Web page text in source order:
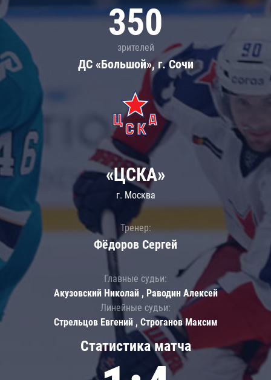
350
зрителей
ДС «Большой», г. Сочи
Статистика матча
«ЦСКА»
г. Москва
Тренер:
Фёдоров Сергей
Главные судьи:
Акузовский Николай , Раводин Алексей
Линейные судьи:
Стрельцов Евгений , Строганов Максим